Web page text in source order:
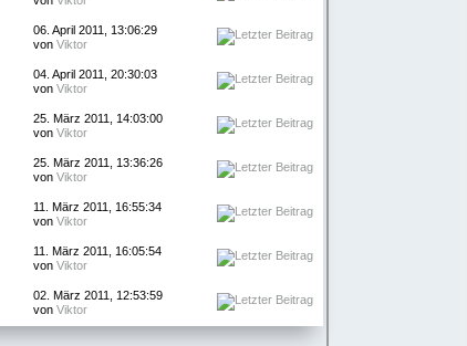
06. April 2011, 13:06:29
von Viktor
04. April 2011, 20:30:03
von Viktor
25. März 2011, 14:03:00
von Viktor
25. März 2011, 13:36:26
von Viktor
11. März 2011, 16:55:34
von Viktor
11. März 2011, 16:05:54
von Viktor
02. März 2011, 12:53:59
von Viktor